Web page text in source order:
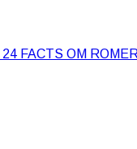
FACTS OM